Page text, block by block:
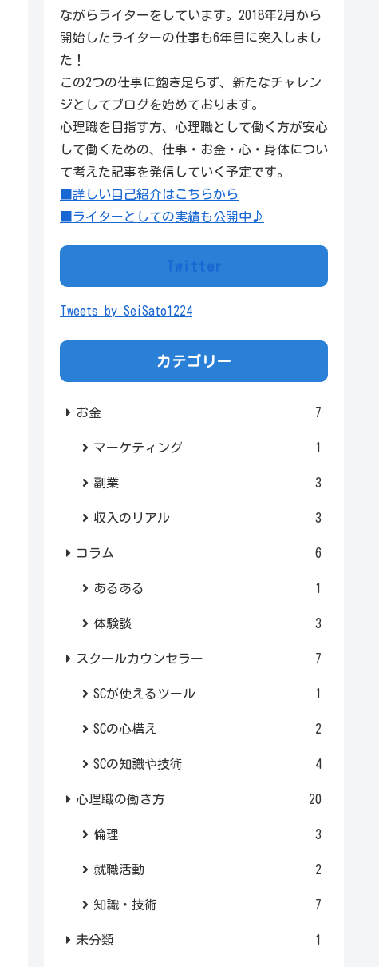
ながらライターをしています。2018年2月から
開始したライターの仕事も6年目に突入しまし
た！
この2つの仕事に飽き足らず、新たなチャレン
ジとしてブログを始めております。
心理職を目指す方、心理職として働く方が安心
して働くための、仕事・お金・心・身体につい
て考えた記事を発信していく予定です。
■詳しい自己紹介はこちらから
■ライターとしての実績も公開中♪
Twitter
Tweets by SeiSato1224
カテゴリー
お金 7
マーケティング 1
副業 3
収入のリアル 3
コラム 6
あるある 1
体験談 3
スクールカウンセラー 7
SCが使えるツール 1
SCの心構え 2
SCの知識や技術 4
心理職の働き方 20
倫理 3
就職活動 2
知識・技術 7
未分類 1